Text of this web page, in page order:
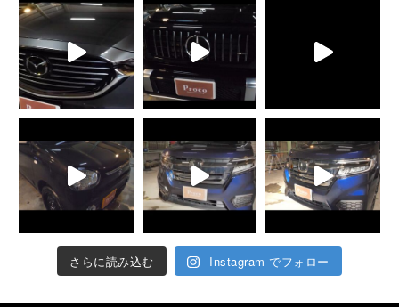
さらに読み込む Instagram でフォロー